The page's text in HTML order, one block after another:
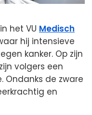
het VU Medisch
hij intensieve
kanker. Op zijn
volgers een
Ondanks de zware
en